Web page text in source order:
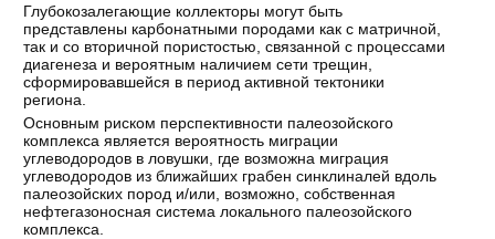
Глубокозалегающие коллекторы могут быть
представлены карбонатными породами как с матричной,
так и со вторичной пористостью, связанной с процессами
диагенеза и вероятным наличием сети трещин,
сформировавшейся в период активной тектоники
региона.
Основным риском перспективности палеозойского
комплекса является вероятность миграции
углеводородов в ловушки, где возможна миграция
углеводородов из ближайших грабен синклиналей вдоль
палеозойских пород и/или, возможно, собственная
нефтегазоносная система локального палеозойского
комплекса.